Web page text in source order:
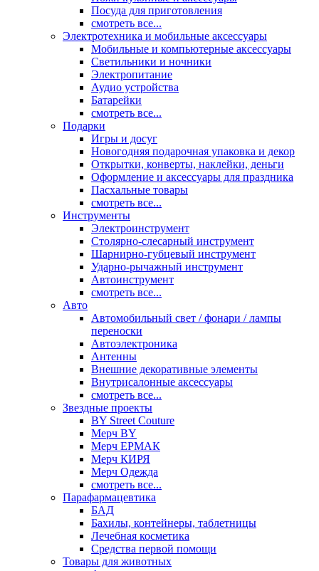
Посуда для приготовления
смотреть все...
Электротехника и мобильные аксессуары
Мобильные и компьютерные аксессуары
Светильники и ночники
Электропитание
Аудио устройства
Батарейки
смотреть все...
Подарки
Игры и досуг
Новогодняя подарочная упаковка и декор
Открытки, конверты, наклейки, деньги
Оформление и аксессуары для праздника
Пасхальные товары
смотреть все...
Инструменты
Электроинструмент
Столярно-слесарный инструмент
Шарнирно-губцевый инструмент
Ударно-рычажный инструмент
Автоинструмент
смотреть все...
Авто
Автомобильный свет / фонари / лампы
переноски
Автоэлектроника
Антенны
Внешние декоративные элементы
Внутрисалонные аксессуары
смотреть все...
Звездные проекты
BY Street Couture
Мерч BY
Мерч ЕРМАК
Мерч КИРЯ
Мерч Одежда
смотреть все...
Парафармацевтика
БАД
Бахилы, контейнеры, таблетницы
Лечебная косметика
Средства первой помощи
Товары для животных